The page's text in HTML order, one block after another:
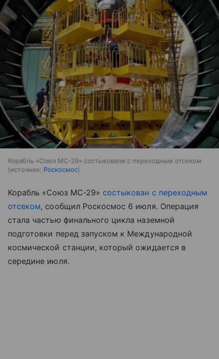
Корабль «Союз МС-29» состыковали с переходным отсеком
источник: Роскосмос
Корабль «Союз МС-29» состыкован с переходным
отсеком, сообщил Роскосмос 6 июля. Операция
стала частью финального цикла наземной
подготовки перед запуском к Международной
космической станции, который ожидается в
середине июля.